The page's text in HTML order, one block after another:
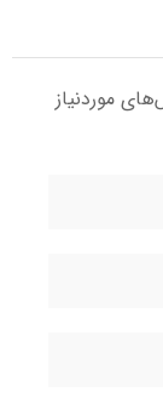
موردنیاز